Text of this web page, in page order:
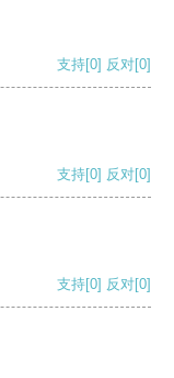
支持[0] 反对[0]
支持[0] 反对[0]
支持[0] 反对[0]